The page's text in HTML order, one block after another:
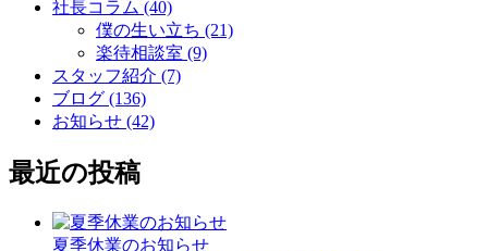
社長コラム (40)
僕の生い立ち (21)
楽待相談室 (9)
スタッフ紹介 (7)
ブログ (136)
お知らせ (42)
最近の投稿
夏季休業のお知らせ